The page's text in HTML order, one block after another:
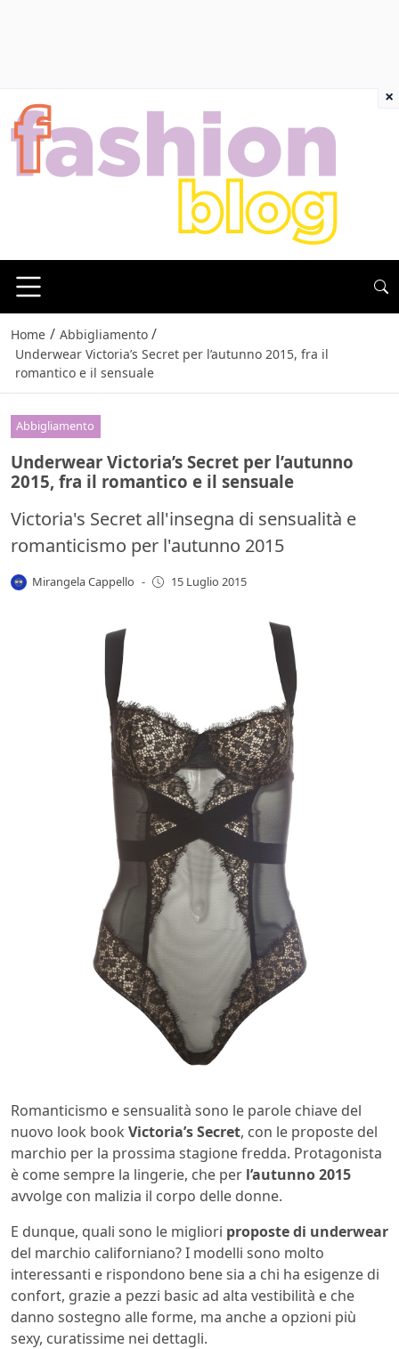
Home / Abbigliamento /
Underwear Victoria’s Secret per l’autunno 2015, fra il
romantico e il sensuale
Abbigliamento
Underwear Victoria’s Secret per l’autunno
2015, fra il romantico e il sensuale
Victoria's Secret all'insegna di sensualità e
romanticismo per l'autunno 2015
Mirangela Cappello - 15 Luglio 2015
Romanticismo e sensualità sono le parole chiave del
nuovo look book Victoria’s Secret, con le proposte del
marchio per la prossima stagione fredda. Protagonista
è come sempre la lingerie, che per l’autunno 2015
avvolge con malizia il corpo delle donne.
E dunque, quali sono le migliori proposte di underwear
del marchio californiano? I modelli sono molto
interessanti e rispondono bene sia a chi ha esigenze di
confort, grazie a pezzi basic ad alta vestibilità e che
danno sostegno alle forme, ma anche a opzioni più
sexy, curatissime nei dettagli.
×